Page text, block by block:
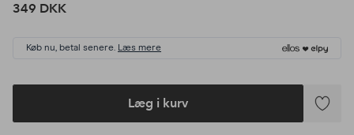
349 DKK
Køb nu, betal senere. Læs mere
Læg i kurv
Tilføj